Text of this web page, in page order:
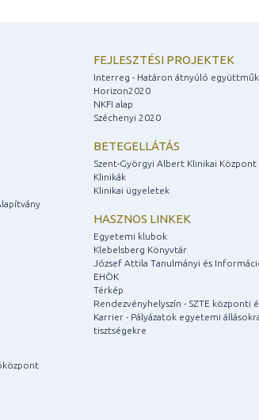
FEJLESZTÉSI PROJEKTEK
Interreg - Határon átnyúló
Horizon2020
NKFI alap
Széchenyi 2020
BETEGELLÁTÁS
Szent-Györgyi Albert Klinikai Központ
Klinikák
Klinikai ügyeletek
HASZNOS LINKEK
Egyetemi klubok
Klebelsberg Könyvtár
József Attila Tanulmányi és
EHÖK
Térkép
Rendezvényhelyszín - SZTE központi
Karrier - Pályázatok egyetemi
tisztségekre